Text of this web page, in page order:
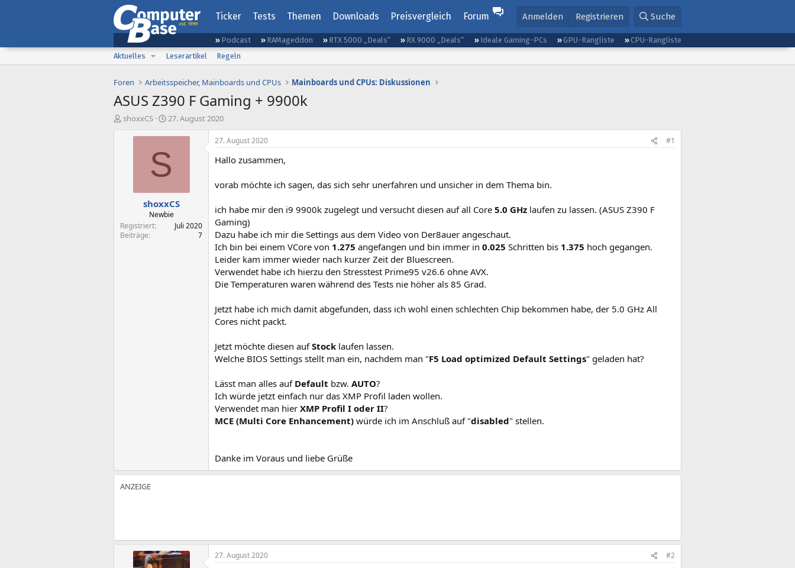
Ticker Tests Themen Downloads Preisvergleich Forum Anmelden Registrieren Suche
Podcast RAMageddon RTX 5000 „Deals“ RX 9000 „Deals“ Ideale Gaming-PCs GPU-Rangliste
CPU-Rangliste
Aktuelles
Leserartikel Regeln
Foren Arbeitsspeicher, Mainboards und CPUs Mainboards und CPUs: Diskussionen
ASUS Z390 F Gaming + 9900k
E
shoxxCS
E
s
e
l
t
a
m
27. August 2020
S
shoxxCS
Newbie
Registriert
Juli 2020
Beiträge
7
27. August 2020 #1
Hallo zusammen,
vorab möchte ich sagen, das sich sehr unerfahren und unsicher in dem Thema bin.
ich habe mir den i9 9900k zugelegt und versucht diesen auf all Core 5.0 GHz laufen zu lassen. (ASUS Z390 F
Gaming)
Dazu habe ich mir die Settings aus dem Video von Der8auer angeschaut.
Ich bin bei einem VCore von 1.275 angefangen und bin immer in 0.025 Schritten bis 1.375 hoch gegangen.
Leider kam immer wieder nach kurzer Zeit der Bluescreen.
Verwendet habe ich hierzu den Stresstest Prime95 v26.6 ohne AVX.
Die Temperaturen waren während des Tests nie höher als 85 Grad.
Jetzt habe ich mich damit abgefunden, dass ich wohl einen schlechten Chip bekommen habe, der 5.0 GHz All
Cores nicht packt.
Jetzt möchte diesen aufStock laufen lassen.
Welche BIOS Settings stellt man ein, nachdem man "F5 Load optimized Default Settings" geladen hat?
Lässt man alles auf Default bzw. AUTO?
Ich würde jetzt einfach nur das XMP Profil laden wollen.
Verwendet man hier XMP Profil I oder II?
MCE (Multi Core Enhancement) würde ich im Anschluß auf "disabled" stellen.
Danke im Voraus und liebe Grüße
27. August 2020 #2